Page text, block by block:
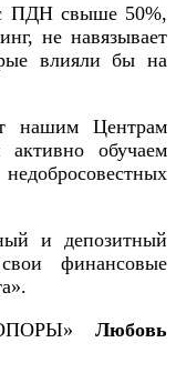
ПДН свыше 50%,
не навязывает
влияли бы на
нашим Центрам
обучаем
и депозитный
финансовые
Любовь